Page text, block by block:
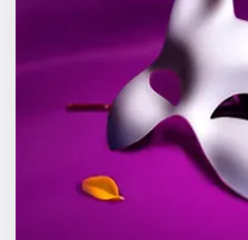
Города